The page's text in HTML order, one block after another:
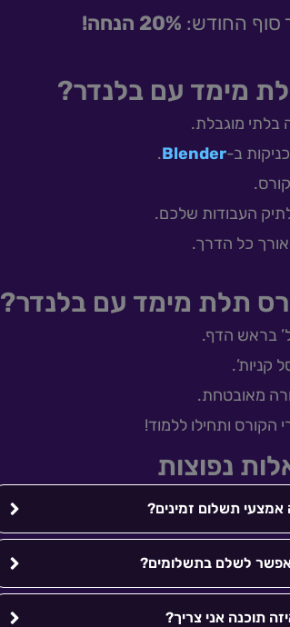
סוף החודש: 20% הנחה!
מימד עם בלנדר?
בלתי מוגבלת.
ב-Blender
.
העבודות שלכם.
כל הדרך.
תלת מימד עם בלנדר?
בראש הדף.
קניות’.
מאובטחת.
הקורס ותחילו ללמוד!
נפוצות
אמצעי תשלום זמינים?
לשלם בתשלומים?
תוכנה אני צריך?